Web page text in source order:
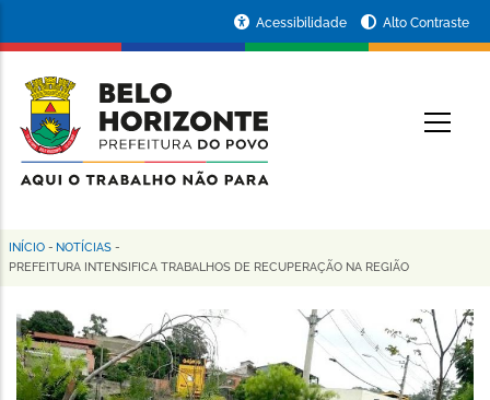
conteúdo
principal
da
Prefeitura
de
Horizonte
Acessibilidade Alto Contraste
Trilha
navegação
INÍCIO - NOTÍCIAS -
PREFEITURA INTENSIFICA TRABALHOS DE RECUPERAÇÃO NA REGIÃO